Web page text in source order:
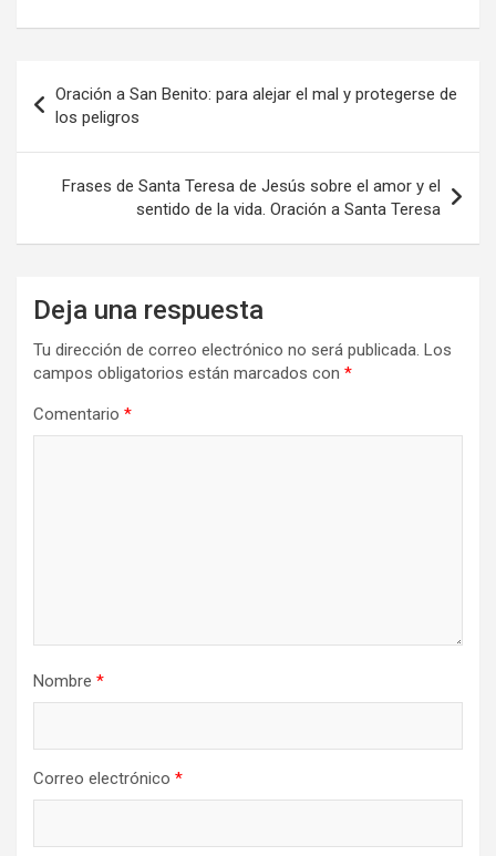
de
entradas
Oración a San Benito: para alejar el mal y protegerse de
los peligros
Frases de Santa Teresa de Jesús sobre el amor y el
sentido de la vida. Oración a Santa Teresa
Deja una respuesta
Tu dirección de correo electrónico no será publicada. Los
campos obligatorios están marcados con *
Comentario *
Nombre *
Correo electrónico *